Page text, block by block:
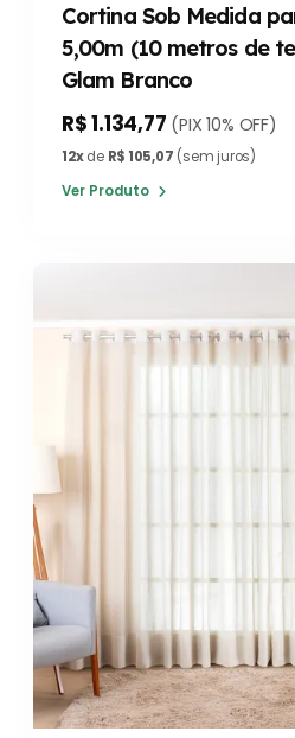
Cortina Sob Medida
5,00m (10 metros de
Glam Branco
R$ 1.134,77 (PIX 10% OFF)
12xde R$ 105,07 (sem juros)
Ver Produto